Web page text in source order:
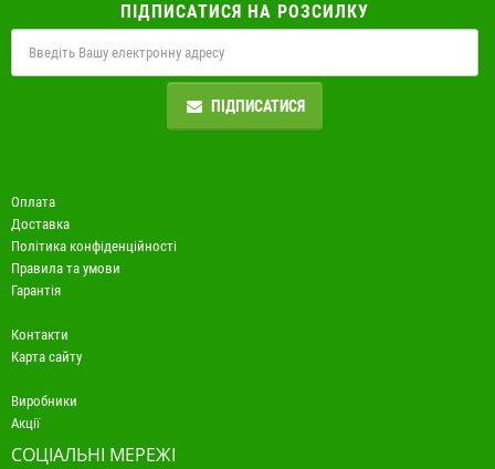
ПІДПИСАТИСЯ НА РОЗСИЛКУ
ПІДПИСАТИСЯ
Оплата
Доставка
Політика конфіденційності
Правила та умови
Гарантія
Контакти
Карта сайту
Виробники
Акції
СОЦІАЛЬНІ МЕРЕЖІ